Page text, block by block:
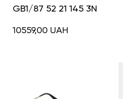
GB1/87 52 21 145 3N
10559,00 UAH